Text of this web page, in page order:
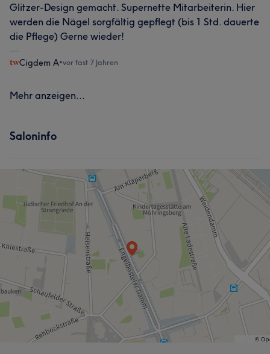
Glitzer-Design gemacht. Supernette Mitarbeiterin. Hier
werden die Nägel sorgfältig gepflegt (bis 1 Std. dauerte
die Pflege) Gerne wieder!
Cigdem A•vor fast 7 Jahren
Mehr anzeigen...
Saloninfo